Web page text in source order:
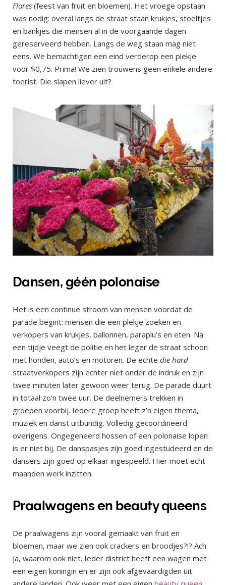
Flores (feest van fruit en bloemen). Het vroege opstaan
was nodig: overal langs de straat staan krukjes, stoeltjes
en bankjes die mensen al in de voorgaande dagen
gereserveerd hebben. Langs de weg staan mag niet
eens. We bemachtigen een eind verderop een plekje
voor $0,75. Prima! We zien trouwens geen enkele andere
toerist. Die slapen liever uit?
Dansen, géén polonaise
Het is een continue stroom van mensen voordat de
parade begint: mensen die een plekje zoeken en
verkopers van krukjes, ballonnen, paraplu’s en eten. Na
een tijdje veegt de politie en het leger de straat schoon
met honden, auto’s en motoren. De echte die hard
straatverkopers zijn echter niet onder de indruk en zijn
twee minuten later gewoon weer terug. De parade duurt
in totaal zo’n twee uur. De deelnemers trekken in
groepen voorbij. Iedere groep heeft z’n eigen thema,
muziek en danst uitbundig. Volledig gecoördineerd
overigens. Ongegeneerd hossen of een polonaise lopen
is er niet bij. De danspasjes zijn goed ingestudeerd en de
dansers zijn goed op elkaar ingespeeld. Hier moet echt
maanden werk inzitten.
Praalwagens en beauty queens
De praalwagens zijn vooral gemaakt van fruit en
bloemen, maar we zien ook crackers en broodjes?!? Ach
ja, waarom ook niet. Ieder district heeft een wagen met
een eigen koningin en er zijn ook afgevaardigden uit